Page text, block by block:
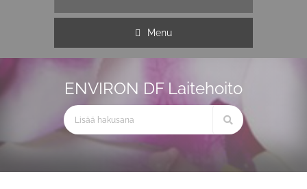
Menu
ENVIRON DF Laitehoito